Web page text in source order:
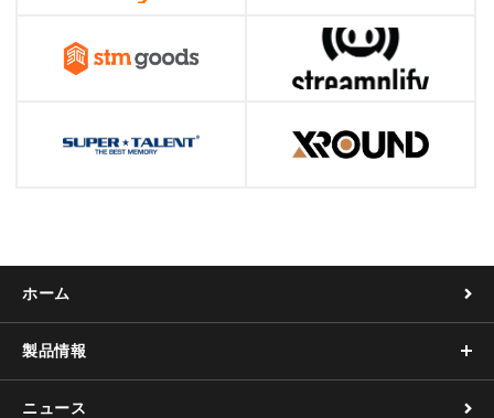
ホーム
製品情報
ニュース